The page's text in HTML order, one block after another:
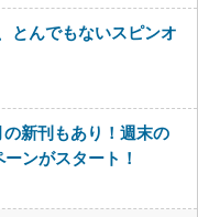
とんでもないスピンオ
新刊もあり！週末の
ンがスタート！